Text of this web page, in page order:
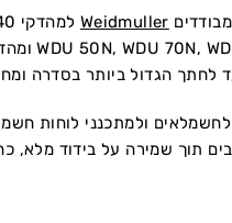
Weidmuller
לחשמלאים ולמתכנני לוחות
תוך שמירה על בידוד מלא,